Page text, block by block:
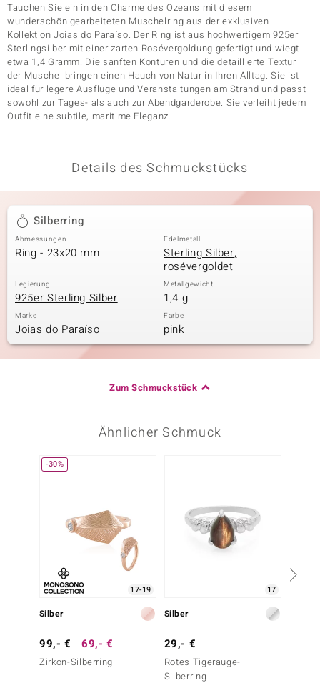
Tauchen Sie ein in den Charme des Ozeans mit diesem
wunderschön gearbeiteten Muschelring aus der exklusiven
Kollektion Joias do Paraíso. Der Ring ist aus hochwertigem 925er
Sterlingsilber mit einer zarten Rosévergoldung gefertigt und wiegt
etwa 1,4 Gramm. Die sanften Konturen und die detaillierte Textur
der Muschel bringen einen Hauch von Natur in Ihren Alltag. Sie ist
ideal für legere Ausflüge und Veranstaltungen am Strand und passt
sowohl zur Tages- als auch zur Abendgarderobe. Sie verleiht jedem
Outfit eine subtile, maritime Eleganz.
Details des Schmuckstücks
Silberring
Abmessungen
Ring - 23x20 mm
Edelmetall
Sterling Silber,
rosévergoldet
Legierung
925er Sterling Silber
Metallgewicht
1,4 g
Marke
Joias do Paraíso
Farbe
pink
Zum Schmuckstück
Ähnlicher Schmuck
-30%
17-19
Silber
99,- € 69,- €
Zirkon-Silberring
17
Silber
29,- €
Rotes Tigerauge-
Silberring